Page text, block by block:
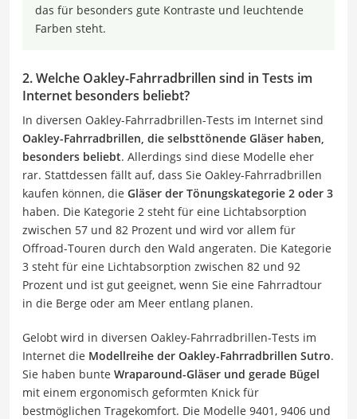
das für besonders gute Kontraste und leuchtende
Farben steht.
2. Welche Oakley-Fahrradbrillen sind in Tests im
Internet besonders beliebt?
In diversen Oakley-Fahrradbrillen-Tests im Internet sind
Oakley-Fahrradbrillen, die selbsttönende Gläser haben,
besonders beliebt. Allerdings sind diese Modelle eher
rar. Stattdessen fällt auf, dass Sie Oakley-Fahrradbrillen
kaufen können, die Gläser der Tönungskategorie 2 oder 3
haben. Die Kategorie 2 steht für eine Lichtabsorption
zwischen 57 und 82 Prozent und wird vor allem für
Offroad-Touren durch den Wald angeraten. Die Kategorie
3 steht für eine Lichtabsorption zwischen 82 und 92
Prozent und ist gut geeignet, wenn Sie eine Fahrradtour
in die Berge oder am Meer entlang planen.
Gelobt wird in diversen Oakley-Fahrradbrillen-Tests im
Internet die Modellreihe der Oakley-Fahrradbrillen Sutro.
Sie haben bunte Wraparound-Gläser und gerade Bügel
mit einem ergonomisch geformten Knick für
bestmöglichen Tragekomfort. Die Modelle 9401, 9406 und